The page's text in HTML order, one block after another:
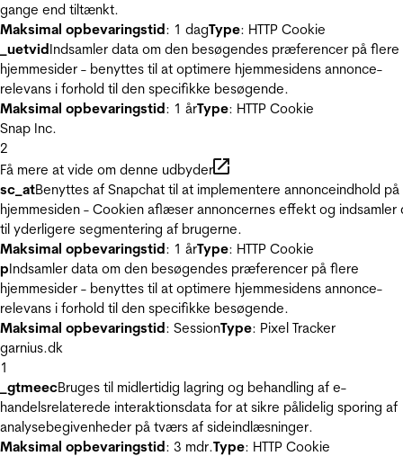
gange end tiltænkt.
Maksimal opbevaringstid: 1 dagType: HTTP Cookie
_uetvidIndsamler data om den besøgendes præferencer på flere
hjemmesider - benyttes til at optimere hjemmesidens annonce-
relevans i forhold til den specifikke besøgende.
Maksimal opbevaringstid: 1 årType: HTTP Cookie
Snap Inc.
2
Få mere at vide om denne udbyder
sc_atBenyttes af Snapchat til at implementere annonceindhold på
hjemmesiden - Cookien aflæser annoncernes effekt og indsamler
til yderligere segmentering af brugerne.
Maksimal opbevaringstid: 1 årType: HTTP Cookie
pIndsamler data om den besøgendes præferencer på flere
hjemmesider - benyttes til at optimere hjemmesidens annonce-
relevans i forhold til den specifikke besøgende.
Maksimal opbevaringstid: SessionType: Pixel Tracker
garnius.dk
1
_gtmeecBruges til midlertidig lagring og behandling af e-
handelsrelaterede interaktionsdata for at sikre pålidelig sporing af
analysebegivenheder på tværs af sideindlæsninger.
Maksimal opbevaringstid: 3 mdr.Type: HTTP Cookie